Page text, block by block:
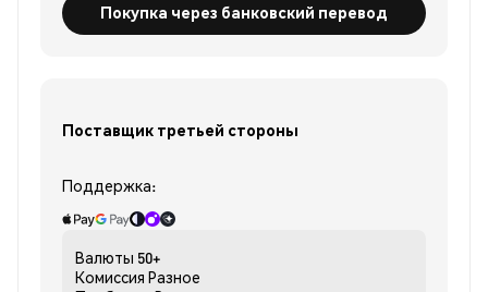
Покупка через банковский перевод
Поставщик третьей стороны
Поддержка:
Валюты 50+
Комиссия Разное